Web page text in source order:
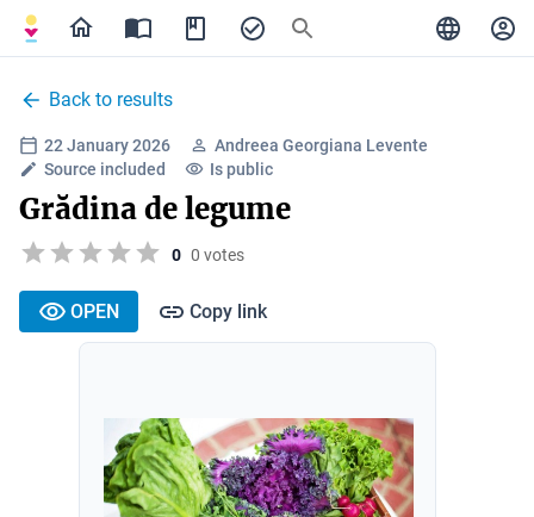
Back to results
22 January 2026
Andreea Georgiana Levente
Source included
Is public
Grădina de legume
0 0 votes
OPEN Copy link